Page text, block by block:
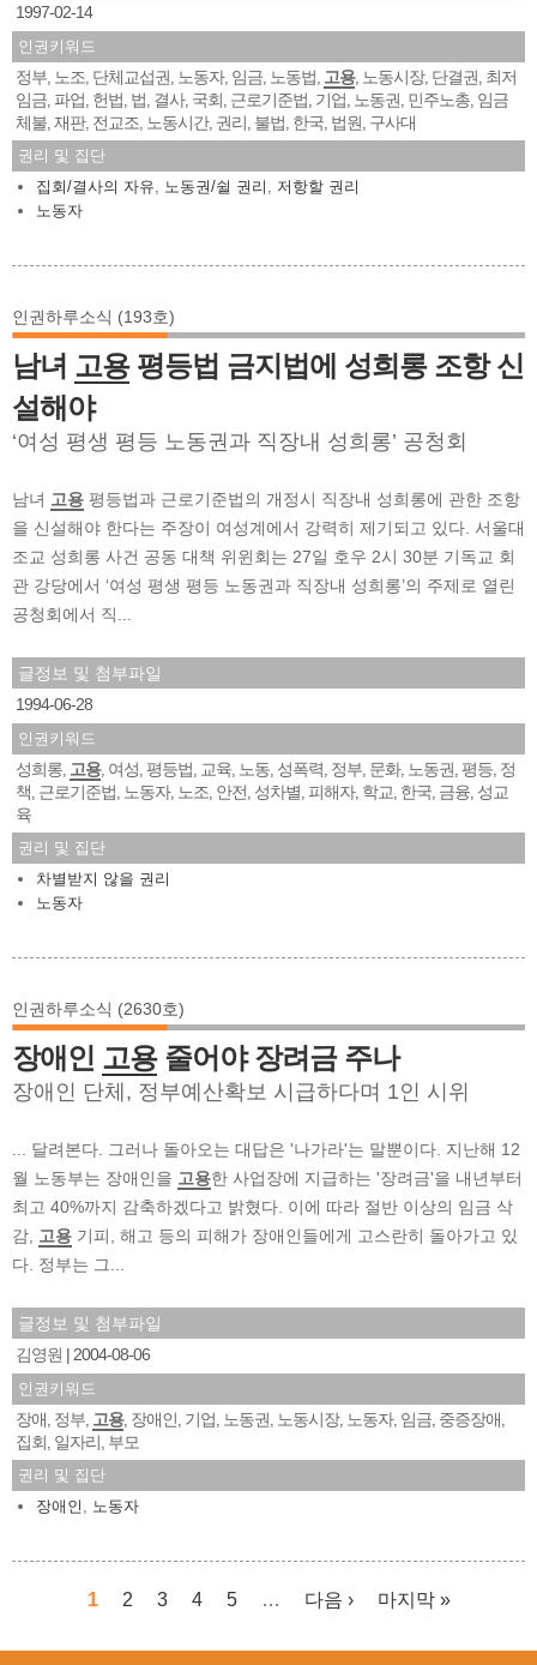
1997-02-14
인권키워드
정부 노조 단체교섭권 노동자, 임금 노동법 고용, 노동시장, 단결권 최저
임금 파업 헌법 법 결사, 국회 근로기준법 기업 노동권 민주노총 임금
체불 재판, 전교조 노동시간, 권리 불법 한국 법원 구사대
권리 및 집단
집회/결사의 자유
노동권/쉴 권리
저항할 권리
노동자
인권하루소식 (193호)
남녀 고용평등법 금지법에 성희롱 조항 신
설해야
‘여성 평생 평등 노동권과 직장내 성희롱’ 공청회
남녀 고용 평등법과 근로기준법의 개정시 직장내 성희롱에 관한 조항
을 신설해야 한다는 주장이 여성계에서 강력히 제기되고 있다. 서울대
조교 성희롱 사건 공동 대책 위윈회는 27일 호우 2시 30분 기독교 회
관 강당에서 ‘여성 평생 평등 노동권과 직장내 성희롱’의 주제로 열린
공청회에서 직...
글정보 및 첨부파일
1994-06-28
인권키워드
성희롱 고용, 여성 평등법 교육 노동 성폭력 정부 문화, 노동권 평등 정
책 근로기준법 노동자, 노조 안전 성차별 피해자, 학교 한국 금융 성교
육
권리 및 집단
차별받지 않을 권리
노동자
인권하루소식 (2630호)
장애인 고용줄어야 장려금 주나
장애인 단체, 정부예산확보 시급하다며 1인 시위
... 달려본다. 그러나 돌아오는 대답은 '나가라'는 말뿐이다. 지난해 12
월 노동부는 장애인을 고용한 사업장에 지급하는 '장려금'을 내년부터
최고 40%까지 감축하겠다고 밝혔다. 이에 따라 절반 이상의 임금 삭
감,
고용 기피, 해고 등의 피해가 장애인들에게 고스란히 돌아가고 있
다. 정부는 그...
글정보 및 첨부파일
김영원
2004-08-06
인권키워드
장애 정부 고용, 장애인 기업 노동권 노동시장, 노동자, 임금 중증장애
집회 일자리 부모
권리 및 집단
장애인
노동자
페이지
1 2 3 4 5 … 다음 › 마지막 »